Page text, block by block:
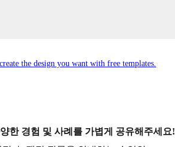
the design you want with free templates.
한 경험 및 사례를 가볍게 공유해주세요!